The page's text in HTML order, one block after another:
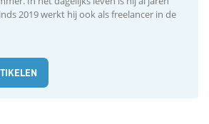
2019 werkt hij ook als freelancer in de